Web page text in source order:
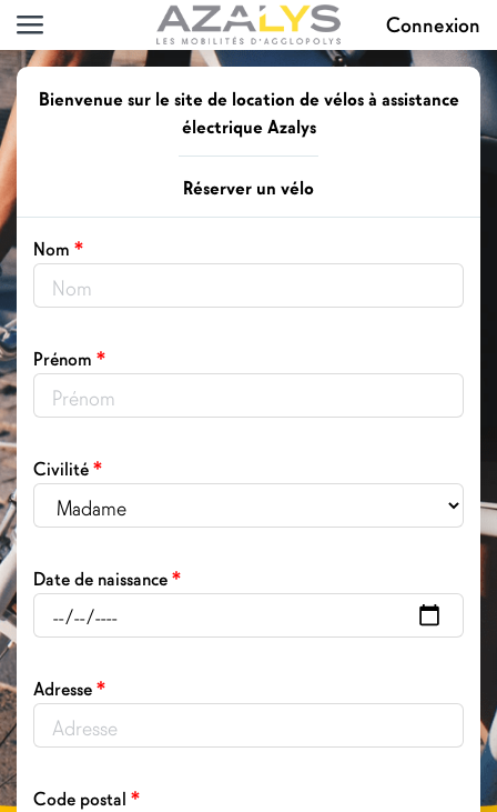
Connexion
Bienvenue sur le site de location de vélos à assistance
électrique Azalys
Réserver un vélo
Nom *
Prénom *
Civilité*
Date de naissance*
Adresse*
Code postal *